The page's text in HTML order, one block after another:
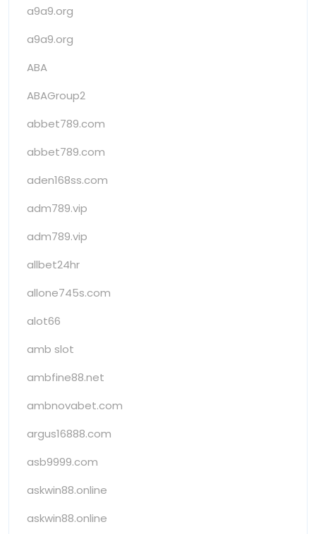
a9a9.org
a9a9.org
ABA
ABAGroup2
abbet789.com
abbet789.com
aden168ss.com
adm789.vip
adm789.vip
allbet24hr
allone745s.com
alot66
amb slot
ambfine88.net
ambnovabet.com
argus16888.com
asb9999.com
askwin88.online
askwin88.online